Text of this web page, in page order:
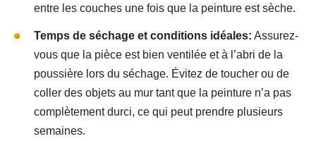
entre les couches une fois que la peinture est sèche.
Temps de séchage et conditions idéales: Assurez-
vous que la pièce est bien ventilée et à l’abri de la
poussière lors du séchage. Évitez de toucher ou de
coller des objets au mur tant que la peinture n’a pas
complètement durci, ce qui peut prendre plusieurs
semaines.